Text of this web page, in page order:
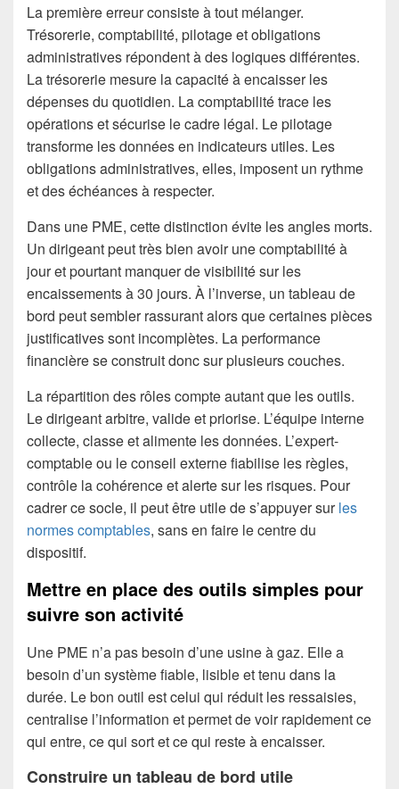
La première erreur consiste à tout mélanger.
Trésorerie, comptabilité, pilotage et obligations
administratives répondent à des logiques différentes.
La trésorerie mesure la capacité à encaisser les
dépenses du quotidien. La comptabilité trace les
opérations et sécurise le cadre légal. Le pilotage
transforme les données en indicateurs utiles. Les
obligations administratives, elles, imposent un rythme
et des échéances à respecter.
Dans une PME, cette distinction évite les angles morts.
Un dirigeant peut très bien avoir une comptabilité à
jour et pourtant manquer de visibilité sur les
encaissements à 30 jours. À l’inverse, un tableau de
bord peut sembler rassurant alors que certaines pièces
justificatives sont incomplètes. La performance
financière se construit donc sur plusieurs couches.
La répartition des rôles compte autant que les outils.
Le dirigeant arbitre, valide et priorise. L’équipe interne
collecte, classe et alimente les données. L’expert-
comptable ou le conseil externe fiabilise les règles,
contrôle la cohérence et alerte sur les risques. Pour
cadrer ce socle, il peut être utile de s’appuyer surles
normes comptables, sans en faire le centre du
dispositif.
Mettre en place des outils simples pour
suivre son activité
Une PME n’a pas besoin d’une usine à gaz. Elle a
besoin d’un système fiable, lisible et tenu dans la
durée. Le bon outil est celui qui réduit les ressaisies,
centralise l’information et permet de voir rapidement ce
qui entre, ce qui sort et ce qui reste à encaisser.
Construire un tableau de bord utile